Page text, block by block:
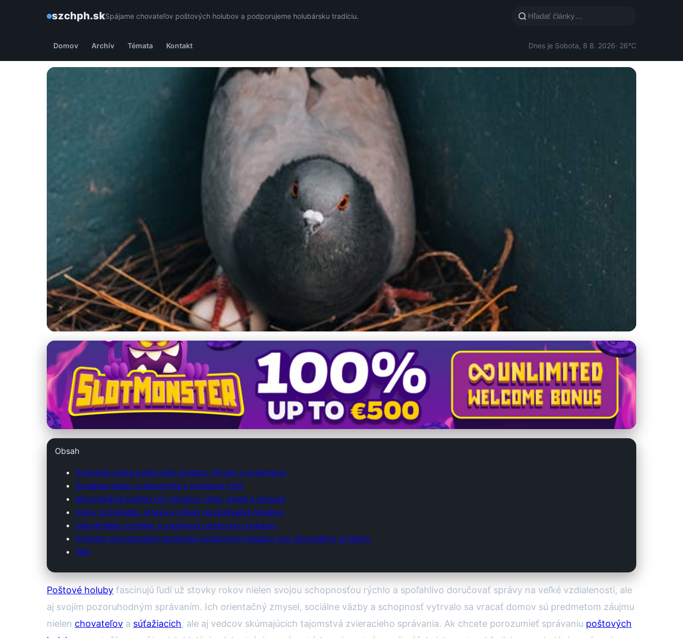
szchph.skSpájame chovateľov poštových holubov a podporujeme holubársku tradíciu.
Domov Archív Témata Kontakt Dnes je Sobota, 8 8. 2026· 26°C
szchph.sk
Optimalizujte chov: Kľúčové aspekty správania poštových
holubov
Obsah
Vnímanie sveta poštového holuba: Zmysly a orientácia
Sociálne väzby a hierarchia v holubom kŕdli
Komunikácia poštových holubov: Hlas, gestá a emócie
Vplyv prostredia, stresu a zmien na správanie holubov
Individuálne rozdiely a osobnosť poštových holubov
Význam porozumenia správaniu poštových holubov pre chovateľov aj laikov
FAQ
Poštové holuby fascinujú ľudí už stovky rokov nielen svojou schopnosťou rýchlo a spoľahlivo doručovať správy na veľké vzdialenosti, ale
aj svojím pozoruhodným správaním. Ich orientačný zmysel, sociálne väzby a schopnosť vytrvalo sa vracať domov sú predmetom záujmu
nielen chovateľov a súťažiacich, ale aj vedcov skúmajúcich tajomstvá zvieracieho správania. Ak chcete porozumieť správaniu poštových